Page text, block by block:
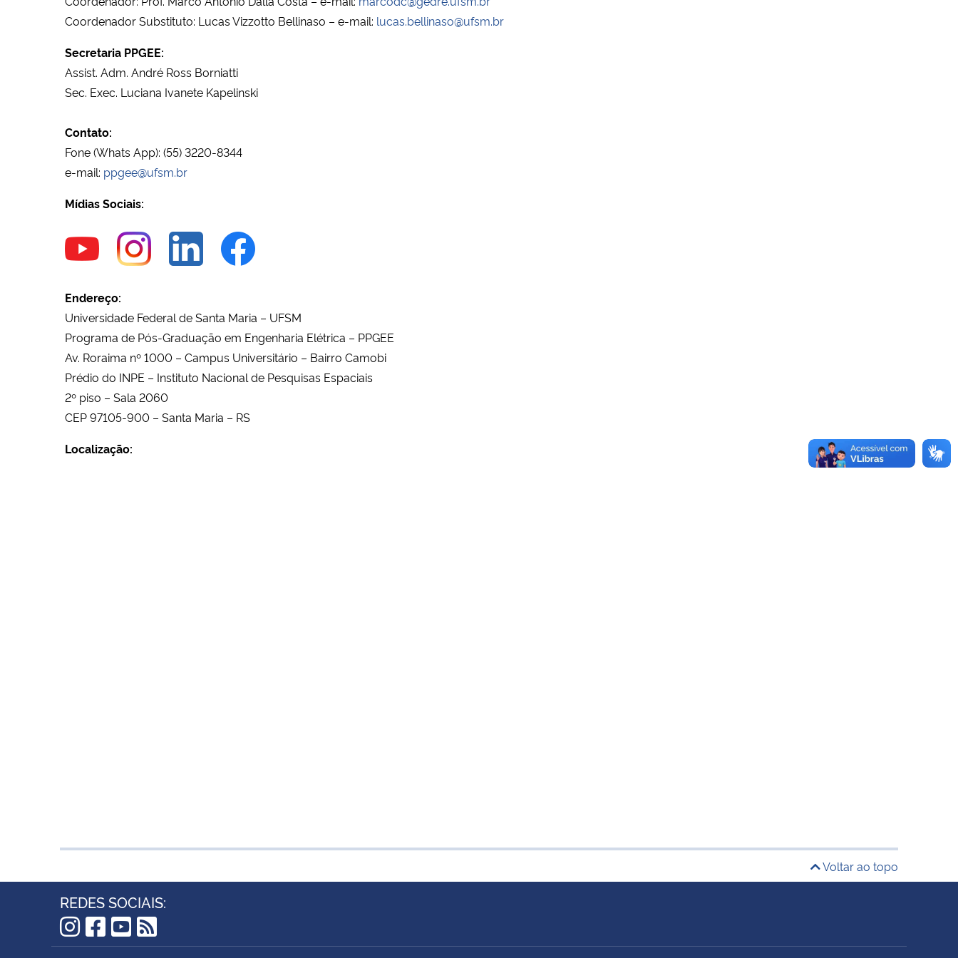
Coordenador Substituto: Lucas Vizzotto Bellinaso – e-mail: lucas.bellinaso@ufsm.br
Secretaria PPGEE:
Assist. Adm. André Ross Borniatti
Sec. Exec. Luciana Ivanete Kapelinski
Contato:
Fone (Whats App): (55) 3220-8344
e-mail: ppgee@ufsm.br
Mídias Sociais:
Endereço:
Universidade Federal de Santa Maria – UFSM
Programa de Pós-Graduação em Engenharia Elétrica – PPGEE
Av. Roraima nº 1000 – Campus Universitário – Bairro Camobi
Prédio do INPE – Instituto Nacional de Pesquisas Espaciais
2º piso – Sala 2060
CEP 97105-900 – Santa Maria – RS
Localização:
Voltar ao topo
REDES SOCIAIS:
Instagram
Facebook
YouTube
RSS